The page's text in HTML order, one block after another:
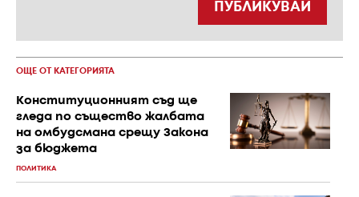
ПУБЛИКУВАЙ
ОЩЕ ОТ КАТЕГОРИЯТА
Конституционният съд ще
гледа по същество жалбата
на омбудсмана срещу Закона
за бюджета
ПОЛИТИКА